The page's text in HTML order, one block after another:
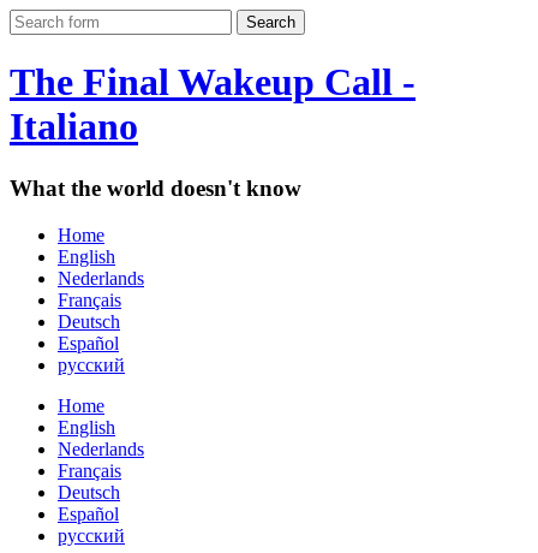
The Final Wakeup Call -
Italiano
What the world doesn't know
Home
English
Nederlands
Français
Deutsch
Español
русский
Home
English
Nederlands
Français
Deutsch
Español
русский